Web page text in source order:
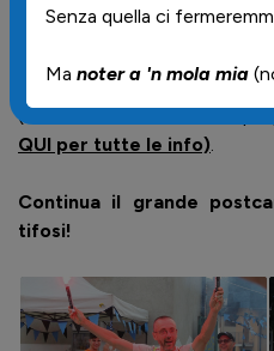
serie di foto) ad
(seconda serie di foto) in
QUI per tutte le info)
Continua il grande
tifosi!
Senza quella ci
Ma noter a 'n mola mia